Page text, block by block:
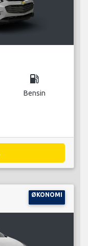
local_gas_station
Bensin
ØKONOMI